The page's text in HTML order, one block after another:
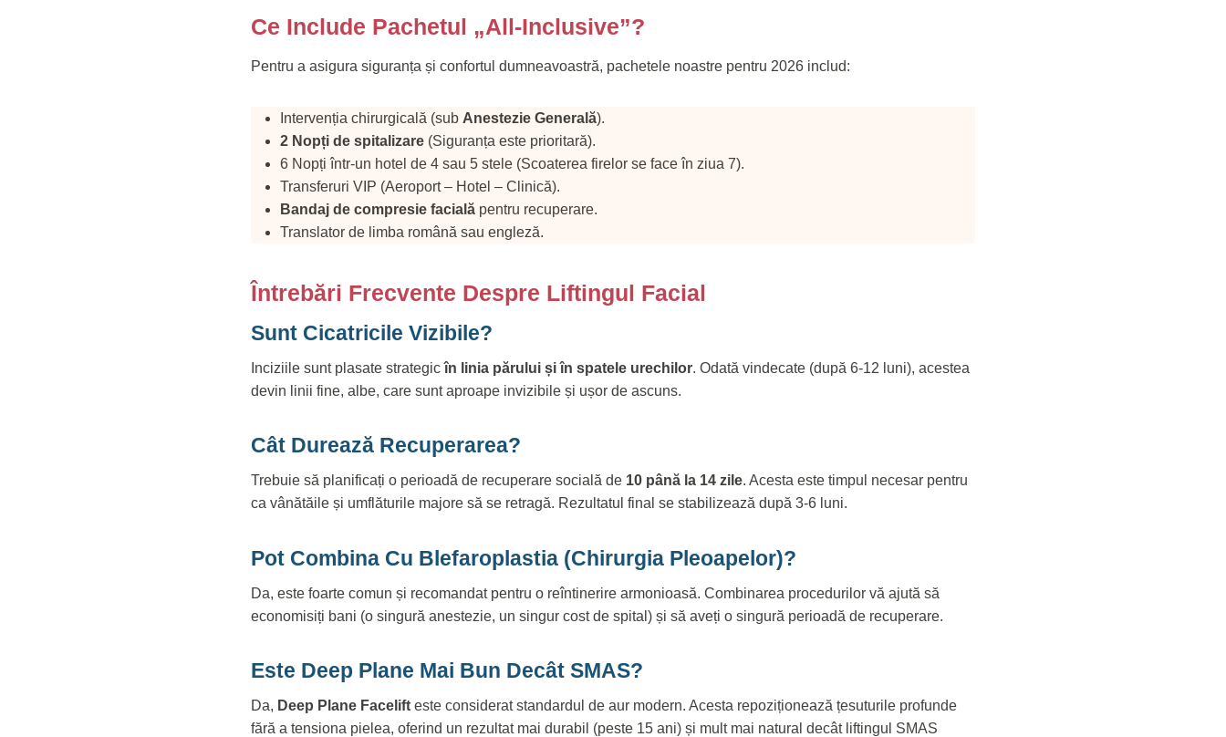
Ce Include Pachetul „All-Inclusive”?
Pentru a asigura siguranța și confortul dumneavoastră, pachetele noastre pentru 2026 includ:
Intervenția chirurgicală (sub Anestezie Generală).
2 Nopți de spitalizare (Siguranța este prioritară).
6 Nopți într-un hotel de 4 sau 5 stele (Scoaterea firelor se face în ziua 7).
Transferuri VIP (Aeroport – Hotel – Clinică).
Bandaj de compresie facială pentru recuperare.
Translator de limba română sau engleză.
Întrebări Frecvente Despre Liftingul Facial
Sunt Cicatricile Vizibile?
Inciziile sunt plasate strategicîn linia părului și în spatele urechilor. Odată vindecate (după 6-12 luni), acestea
devin linii fine, albe, care sunt aproape invizibile și ușor de ascuns.
Cât Durează Recuperarea?
Trebuie să planificați o perioadă de recuperare socială de 10 până la 14 zile. Acesta este timpul necesar pentru
ca vânătăile și umflăturile majore să se retragă. Rezultatul final se stabilizează după 3-6 luni.
Pot Combina Cu Blefaroplastia (chirurgia Pleoapelor)?
Da, este foarte comun și recomandat pentru o reîntinerire armonioasă. Combinarea procedurilor vă ajută să
economisiți bani (o singură anestezie, un singur cost de spital) și să aveți o singură perioadă de recuperare.
Este Deep Plane Mai Bun Decât SMAS?
Da, Deep Plane Facelift este considerat standardul de aur modern. Acesta repoziționează țesuturile profunde
fără a tensiona pielea, oferind un rezultat mai durabil (peste 15 ani) și mult mai natural decât liftingul SMAS